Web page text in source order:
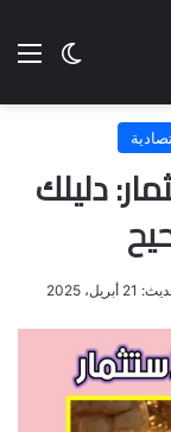
الوضع
دليلك
2025